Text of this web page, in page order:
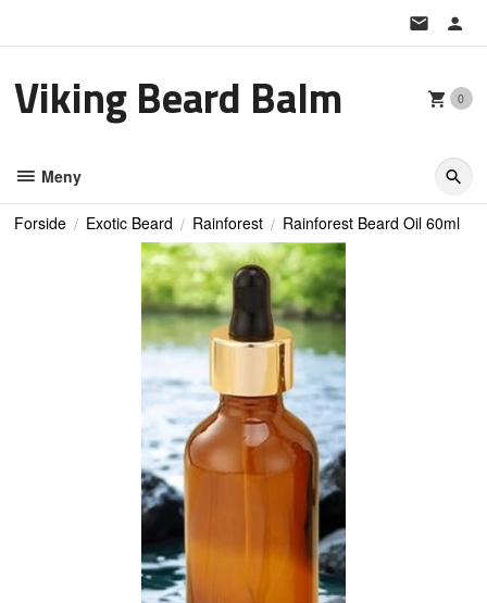
Viking Beard Balm 0
Meny
Forside Exotic Beard Rainforest Rainforest Beard Oil 60ml